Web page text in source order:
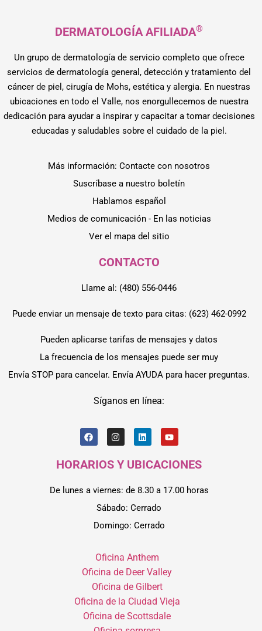
DERMATOLOGÍA AFILIADA®
Un grupo de dermatología de servicio completo que ofrece
servicios de dermatología general, detección y tratamiento del
cáncer de piel, cirugía de Mohs, estética y alergia. En nuestras
ubicaciones en todo el Valle, nos enorgullecemos de nuestra
dedicación para ayudar a inspirar y capacitar a tomar decisiones
educadas y saludables sobre el cuidado de la piel.
Más información: Contacte con nosotros
Suscríbase a nuestro boletín
Hablamos español
Medios de comunicación - En las noticias
Ver el mapa del sitio
CONTACTO
Llame al: (480) 556-0446
Puede enviar un mensaje de texto para citas: (623) 462-0992
Pueden aplicarse tarifas de mensajes y datos
La frecuencia de los mensajes puede ser muy
Envía STOP para cancelar. Envía AYUDA para hacer preguntas.
Síganos en línea:
HORARIOS Y UBICACIONES
De lunes a viernes: de 8.30 a 17.00 horas
Sábado: Cerrado
Domingo: Cerrado
Oficina Anthem
Oficina de Deer Valley
Oficina de Gilbert
Oficina de la Ciudad Vieja
Oficina de Scottsdale